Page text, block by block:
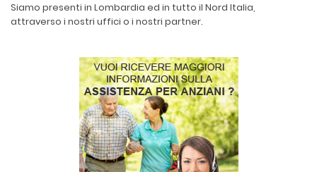
Siamo presenti in Lombardia ed in tutto il Nord Italia,
attraverso i nostri uffici o i nostri partner.